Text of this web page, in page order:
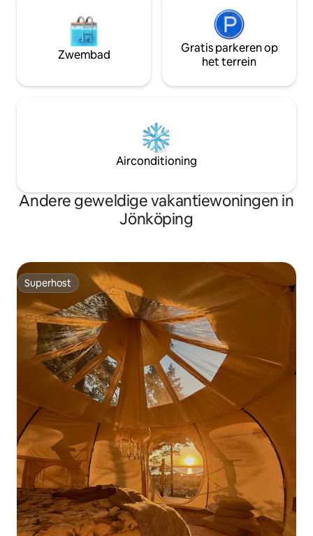
Zwembad
Gratis parkeren op
het terrein
Airconditioning
Andere geweldige vakantiewoningen in
Jönköping
Superhost
Superhost